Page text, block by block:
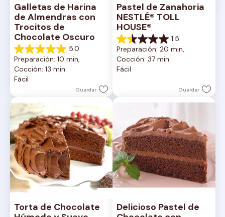
Galletas de Harina
de Almendras con
Trocitos de
Chocolate Oscuro
5.0
5.0
de
5
estrellas.
reseña
Preparación: 10 min,
Cocción: 13 min
Fácil
Guardar
Pastel de Zanahoria
NESTLÉ® TOLL
HOUSE®
1.5
1.5
de
5
estrellas.
Preparación: 20 min,
Cocción: 37 min
Fácil
Guardar
Torta de Chocolate
Delicioso Pastel de